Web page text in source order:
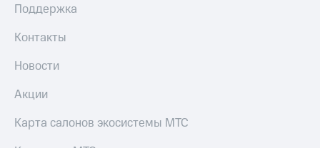
Поддержка
Контакты
Новости
Акции
Карта салонов экосистемы МТС